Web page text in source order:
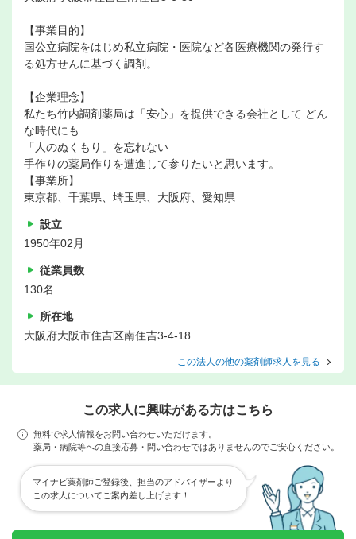
【事業目的】
国公立病院をはじめ私立病院・医院など各医療機関の発行す
る処方せんに基づく調剤。
【企業理念】
私たち竹内調剤薬局は「安心」を提供できる会社として どん
な時代にも
「人のぬくもり」を忘れない
手作りの薬局作りを遭進して参りたいと思います。
【事業所】
東京都、千葉県、埼玉県、大阪府、愛知県
設立
1950年02月
従業員数
130名
所在地
大阪府大阪市住吉区南住吉3-4-18
この法人の他の薬剤師求人を見る
この求人に興味がある方はこちら
無料で求人情報をお問い合わせいただけます。
薬局・病院等への直接応募・問い合わせではありませんのでご安心ください。
マイナビ薬剤師ご登録後、担当のアドバイザーより
この求人についてご案内差し上げます！